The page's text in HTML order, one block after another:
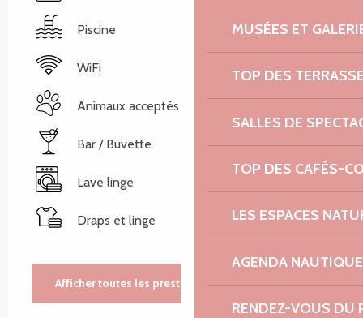
MUSÉES ET
TOP DES
SALLES DE
TOP DES CAFÉS-
LES ESPACES
AGENDA NAUTIQUE
RENDEZ-VOUS DU
Piscine
WiFi
Animaux acceptés
Bar / Buvette
Lave linge
Draps et linge
Afficher toutes les prestations